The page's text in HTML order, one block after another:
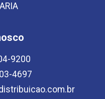
9200
4697